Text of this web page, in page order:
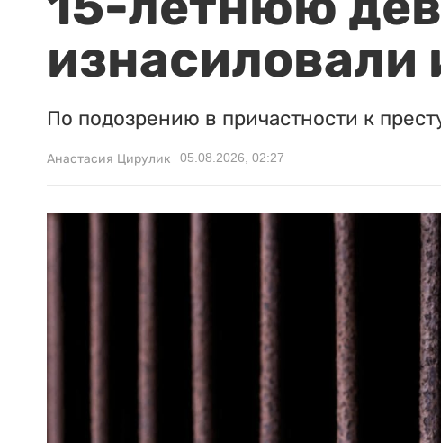
изнасиловали
По подозрению в причастности к
Анастасия Цирулик 05.08.2026, 02:27